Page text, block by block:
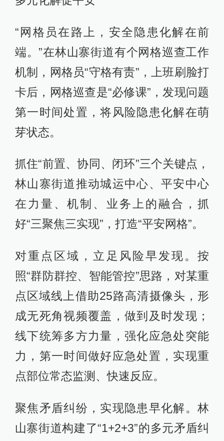
“网格员在路上，安全隐患化解在前
端。”在林山寨街道有个网格巡查工作
机制，网格员“守格有责”，上班刷脸打
卡后，网格巡查是“必修课”，发现问题
第一时间处置，将风险隐患化解在萌
芽状态。
抓住“前置、协同、闭环”三个关键点，
林山寨街道推动城运中心、平安中心
在力量、机制、业务上的融合，抓
好“三聚焦三实现”，打造“平安网格”。
对重点区域，立足风险早发现。按
照“群防群控、智能管控”思路，对某重
点区域线上借助25路高清摄像头，形
成无死角视频覆盖，做到及时发现；
线下统筹多方力量，强化应急处突能
力，第一时间做好应急处置，实现重
点部位常态监测、快速反应。
聚焦矛盾纠纷，实现隐患早化解。林
山寨街道构建了“1+2+3”的多元矛盾纠